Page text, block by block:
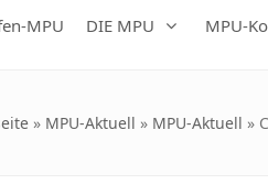
MPU DIE MPU MPU-
» MPU-Aktuell » MPU-Aktuell »